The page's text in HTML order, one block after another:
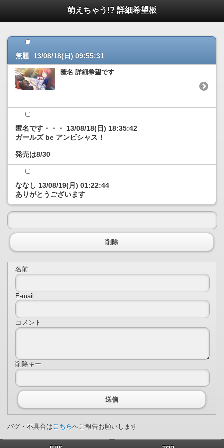
萌えちゃう!? 詳細希望板
無題 13/08/18(日) 09:55:31
匿名 詳細希望です
匿名です・・・ 13/08/18(日) 18:35:42
ガールズ be アンビシャス！
発売は8/30
ななし 13/08/19(月) 01:22:44
ありがとうございます
削除
名前
E-mail
コメント
削除キー
送信
バグ・不具合はこちらへご報告お願いします